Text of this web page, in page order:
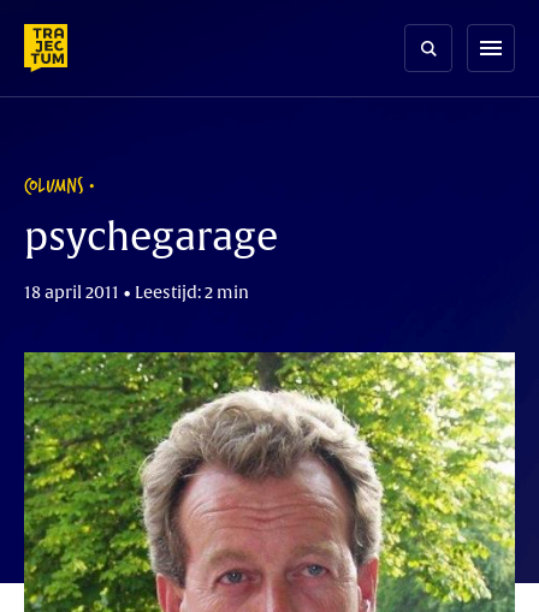
content
menu
COLUMNS
psychegarage
18 april 2011 • Leestijd: 2 min